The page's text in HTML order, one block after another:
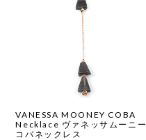
VANESSA MOONEY COBA
Necklace ヴァネッサムーニー
コバネックレス